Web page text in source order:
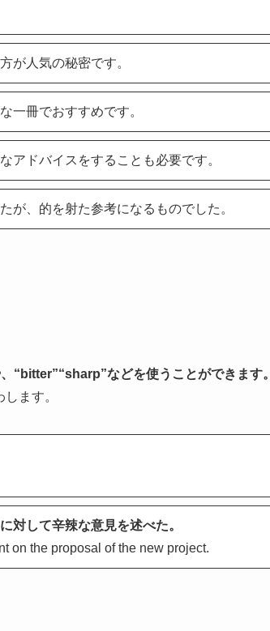
が人気の秘密です。
一冊でおすすめです。
アドバイスをすることも必要です。
が、的を射た参考になるものでした。
“bitter”“sharp”などを使うことができます。
ます。
対して辛辣な意見を述べた。
on the proposal of the new project.